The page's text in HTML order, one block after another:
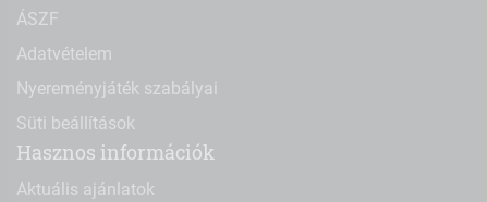
ÁSZF
Adatvételem
Nyereményjáték szabályai
Süti beállítások
Hasznos információk
Aktuális ajánlatok